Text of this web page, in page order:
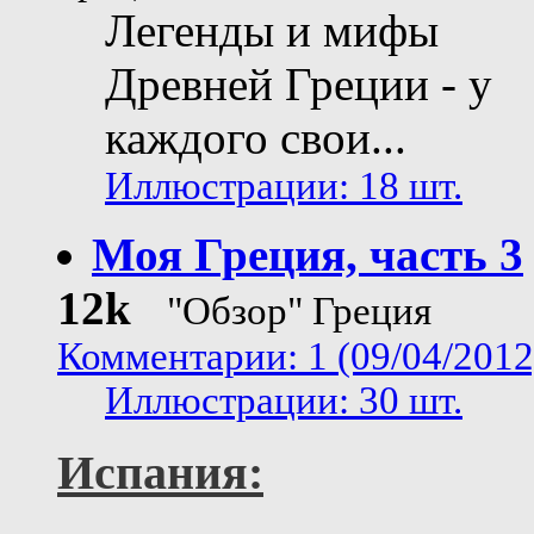
Легенды и мифы
Древней Греции - у
каждого свои...
Иллюстрации: 18 шт.
Моя Греция, часть 3
12k
"Обзор" Греция
Комментарии: 1 (09/04/
Иллюстрации: 30 шт.
Испания: